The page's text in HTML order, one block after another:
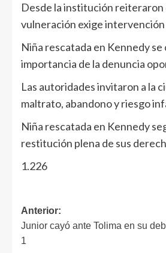
Desde la institución reiteraron
vulneración exige
Niña rescatada en Kennedy
importancia de la denuncia
Las autoridades invitaron a la
maltrato, abandono y riesgo
Niña rescatada en Kennedy
restitución plena de sus
1.226
Anterior:
Junior cayó ante Tolima en su
1